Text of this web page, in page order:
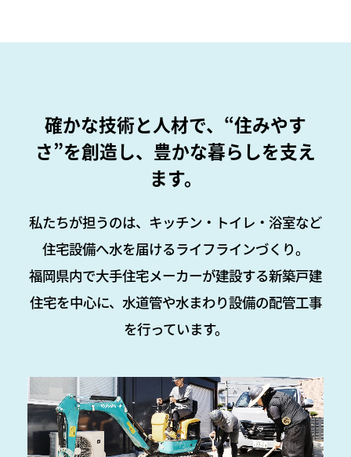
確かな技術と人材で、“住みやす
さ”を創造し、豊かな暮らしを支え
ます。
私たちが担うのは、キッチン・トイレ・浴室など
住宅設備へ水を届けるライフラインづくり。
福岡県内で大手住宅メーカーが建設する新築戸建
住宅を中心に、水道管や水まわり設備の配管工事
を行っています。